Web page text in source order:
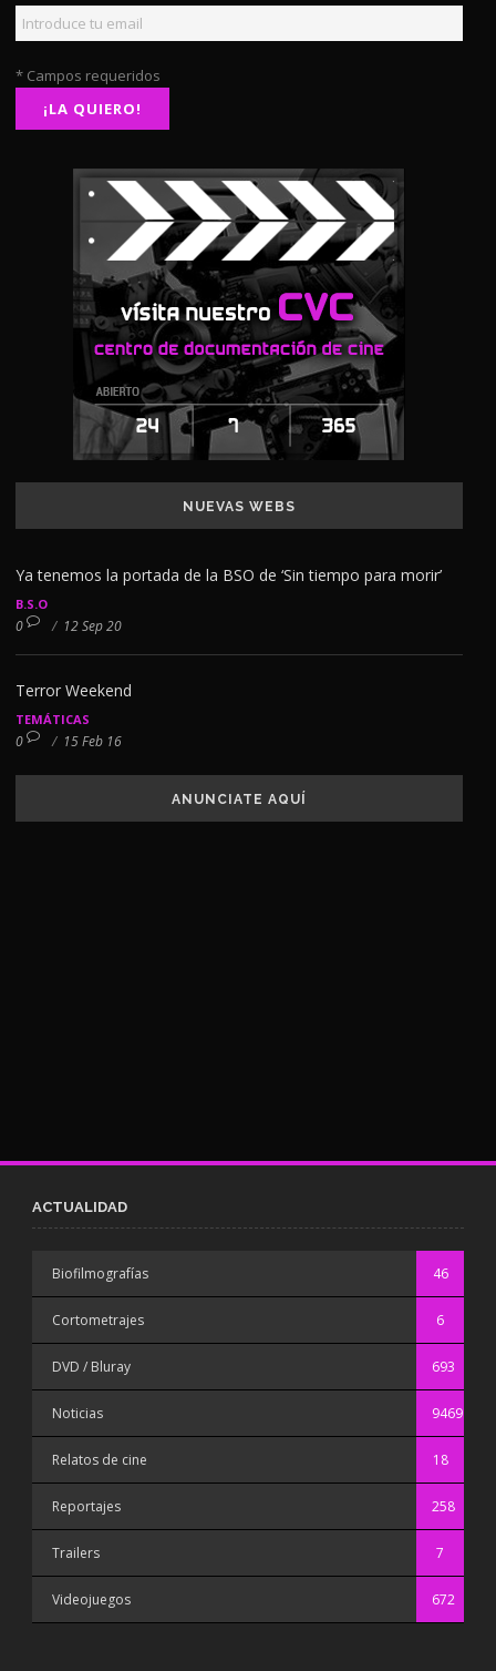
* Campos requeridos
NUEVAS WEBS
Ya tenemos la portada de la BSO de ‘Sin tiempo para morir’
B.S.O
0 / 12 Sep 20
Terror Weekend
TEMÁTICAS
0 / 15 Feb 16
ANUNCIATE AQUÍ
ACTUALIDAD
Biofilmografías 46
Cortometrajes 6
DVD / Bluray 693
Noticias 9469
Relatos de cine 18
Reportajes 258
Trailers 7
Videojuegos 672